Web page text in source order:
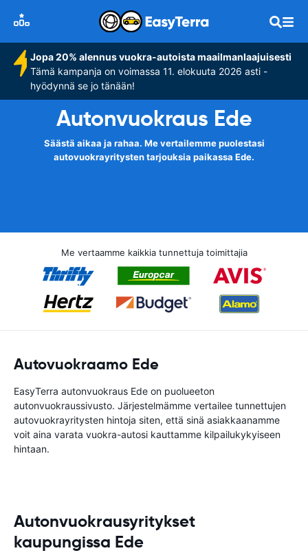
Jopa 20% alennus vuokra-autoista maailmanlaajuisesti
Tämä kampanja on voimassa 11. elokuuta 2026 asti -
hyödynnä se jo tänään!
Autonvuokraus Ede
Säästä aikaa ja rahaa. Me vertailemme puolestasi
autovuokrayritysten tarjouksia paikassa Ede.
Me vertaamme kaikkia tunnettuja toimittajia
Autovuokraamo Ede
EasyTerra autonvuokraus Ede on puolueeton
autonvuokraussivusto. Järjestelmämme vertailee tunnettujen
autovuokrayritysten hintoja siten, että sinä asiakkaanamme
voit aina varata vuokra-autosi kauttamme kilpailukykyiseen
hintaan.
Autonvuokrausyritykset
kaupungissa Ede